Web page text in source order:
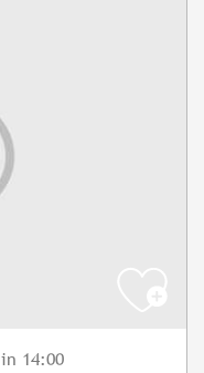
in 14:00